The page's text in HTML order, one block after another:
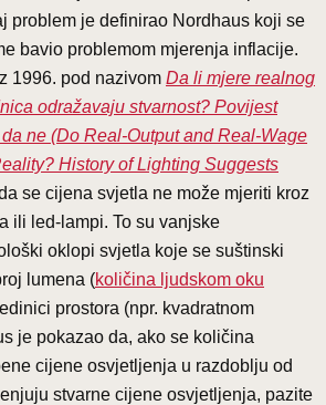
problem je definirao Nordhaus koji se
bavio problemom mjerenja inflacije.
1996. pod nazivom Da li mjere realnog
odražavaju stvarnost? Povijest
ne (Do Real-Output and Real-Wage
History of Lighting Suggests
se cijena svjetla ne može mjeriti kroz
ili led-lampi. To su vanjske
oklopi svjetla koje se suštinski
lumena (količina ljudskom oku
prostora (npr. kvadratnom
je pokazao da, ako se količina
cijene osvjetljenja u razdoblju od
stvarne cijene osvjetljenja, pazite